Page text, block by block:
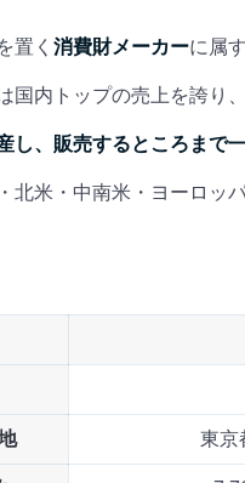
置く 消費財メーカーに属
国内トップの売上を誇り
し、販売するところまで
北米・中南米・ヨーロッ
東京